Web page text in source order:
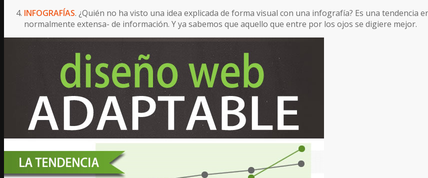
INFOGRAFÍAS. ¿Quién no ha visto una idea explicada de forma visual con una infografía? Es una
normalmente extensa- de información. Y ya sabemos que aquello que entre por los ojos se digiere mejor.